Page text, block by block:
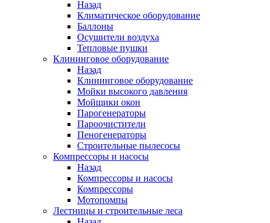
Назад
Климатическое оборудование
Баллоны
Осушители воздуха
Тепловые пушки
Клининговое оборудование
Назад
Клининговое оборудование
Мойки высокого давления
Мойщики окон
Парогенераторы
Пароочистители
Пеногенераторы
Строительные пылесосы
Компрессоры и насосы
Назад
Компрессоры и насосы
Компрессоры
Мотопомпы
Лестницы и строительные леса